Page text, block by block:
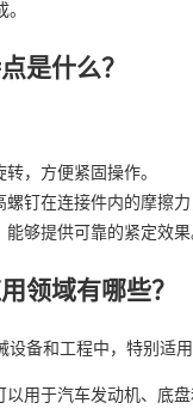
是什么？
，方便紧固操作。
钉在连接件内的摩擦力
够提供可靠的紧定效果
领域有哪些？
备和工程中，特别适用
用于汽车发动机、底盘